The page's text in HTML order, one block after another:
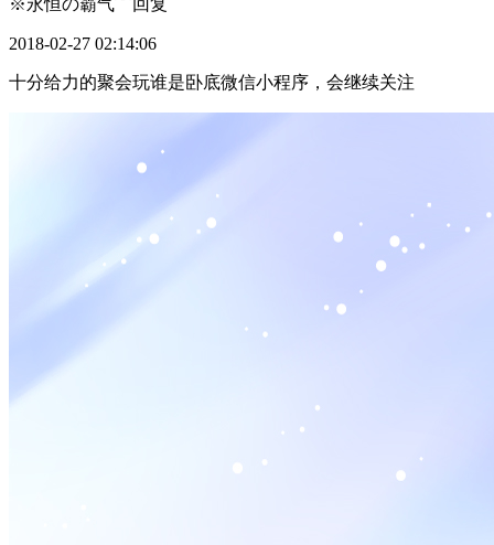
※永恒の霸气﹌回复
2018-02-27 02:14:06
十分给力的聚会玩谁是卧底微信小程序，会继续关注